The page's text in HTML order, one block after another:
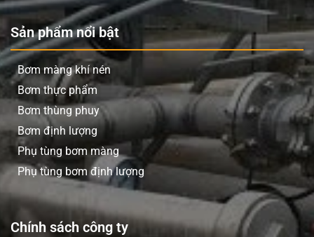
Sản phẩm nổi bật
Bơm màng khí nén
Bơm thực phẩm
Bơm thùng phuy
Bơm định lượng
Phụ tùng bơm màng
Phụ tùng bơm định lượng
Chính sách công ty